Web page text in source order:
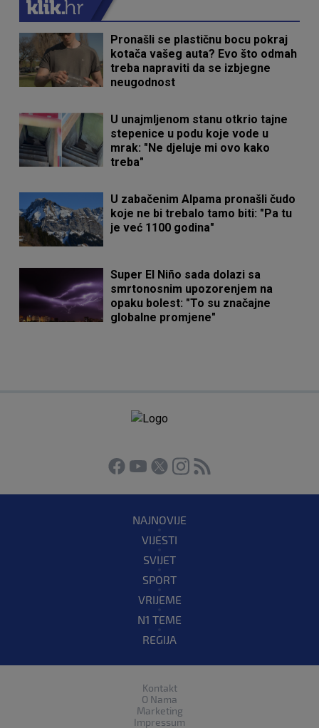
Pronašli se plastičnu bocu pokraj
kotača vašeg auta? Evo što odmah
treba napraviti da se izbjegne
neugodnost
U unajmljenom stanu otkrio tajne
stepenice u podu koje vode u
mrak: "Ne djeluje mi ovo kako
treba"
U zabačenim Alpama pronašli čudo
koje ne bi trebalo tamo biti: "Pa tu
je već 1100 godina"
Super El Niño sada dolazi sa
smrtonosnim upozorenjem na
opaku bolest: "To su značajne
globalne promjene"
NAJNOVIJE
VIJESTI
SVIJET
SPORT
VRIJEME
N1 TEME
REGIJA
Kontakt
O Nama
Marketing
Impressum